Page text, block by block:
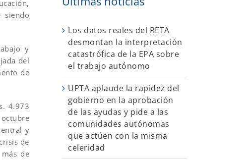
siendo
y
del
de
4.973
y
de
de
Los datos reales del RETA
desmontan la interpretación
catastrófica de la EPA sobre
el trabajo autónomo
UPTA aplaude la rapidez del
gobierno en la aprobación
de las ayudas y pide a las
comunidades autónomas
que actúen con la misma
celeridad